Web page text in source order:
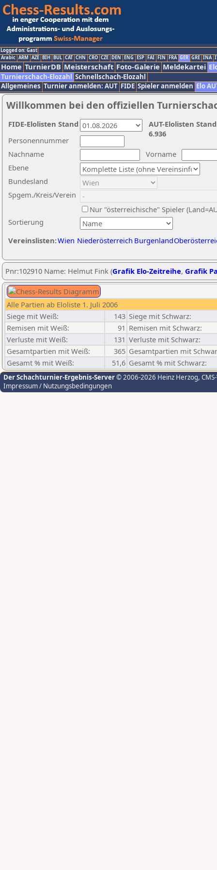
Logged on: Gast
Arabic ARM AZE BIH BUL CAT CHN CRO CZE DEN ENG ESP FAI FIN FRA GER GRE INA
Home TurnierDB Meisterschaft Foto-Galerie Meldekartei
Turnierschach-Elozahl Schnellschach-Elozahl
Allgemeines Turnier anmelden: AUT FIDE Spieler anmelden Elo
Willkommen bei den offiziellen
Nachname
Vorname
Ebene
Sortierung
Personennummer
Bundesland
Spgem./Kreis/Verein
Nur "österreichische" Spieler
Vereinslisten:Wien Niederösterreich Burgenland
AUT-Elolisten
6.936
FIDE-Elolisten Stand
Pnr:102910 Name: Helmut Fink (Grafik Elo-Zeitreihe, Grafik
Alle Partien ab Eloliste 1. Juli 2006
Siege mit Weiß:
143 Siege mit Schwarz:
Remisen mit Weiß:
91 Remisen mit Schwarz:
Verluste mit Weiß:
131 Verluste mit Schwarz:
Gesamtpartien mit Weiß:
365 Gesamtpartien mit
Gesamt % mit Weiß:
51,6 Gesamt % mit Schwarz:
Der Schachturnier-Ergebnis-Server© 2006-2026 Heinz Herzog,
Impressum / Nutzungsbedingungen